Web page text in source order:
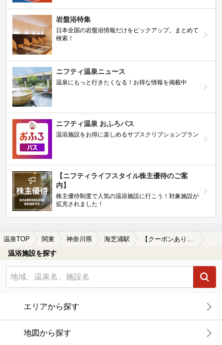
岩盤浴特集
日本全国の岩盤浴情報だけをピックアップ。まとめて
検索！
ニフティ温泉ニュース
温泉にもっと行きたくなる！お得な情報を掲載中
ニフティ温泉 おふろパス
温浴施設をお得に楽しめるサブスクリプションプラン
【ニフティライフスタイル株主優待のご案
内】
株主優待制度で人気の温浴施設に行こう！対象施設が
拡充されました！
温泉TOP 関東 神奈川県 海芝浦駅
温浴施設を探す
エリアから探す
地図から探す